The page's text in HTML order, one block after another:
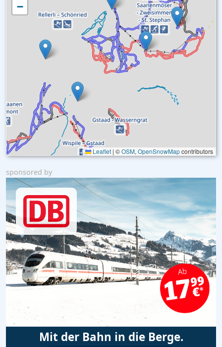
−
Leaflet | ©OSM, OpenSnowMapcontributors
sponsored by
Mit der Bahn in die Berge.